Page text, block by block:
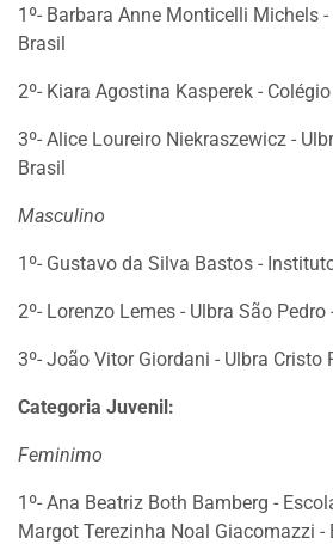
1º- Barbara Anne Monticelli Michels -
Brasil
2º- Kiara Agostina Kasperek -
3º- Alice Loureiro Niekraszewicz -
Brasil
Masculino
1º- Gustavo da Silva Bastos -
2º- Lorenzo Lemes - Ulbra São Pedro
3º- João Vitor Giordani - Ulbra Cristo
Categoria Juvenil:
Feminimo
1º- Ana Beatriz Both Bamberg -
Margot Terezinha Noal Giacomazzi -